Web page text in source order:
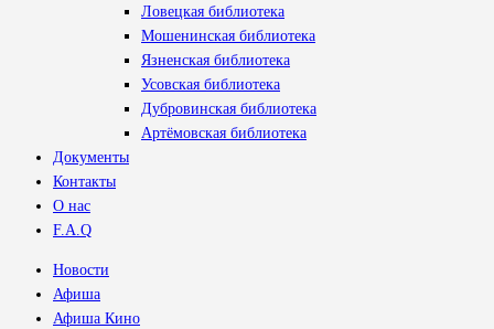
Ловецкая библиотека
Мошенинская библиотека
Язненская библиотека
Усовская библиотека
Дубровинская библиотека
Артёмовская библиотека
Документы
Контакты
О нас
F.A.Q
Новости
Афиша
Афиша Кино